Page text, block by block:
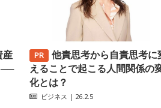
産
──
他責思考から自責思考に
えることで起こる人間関係の
化とは？
ビジネス | 26.2.5